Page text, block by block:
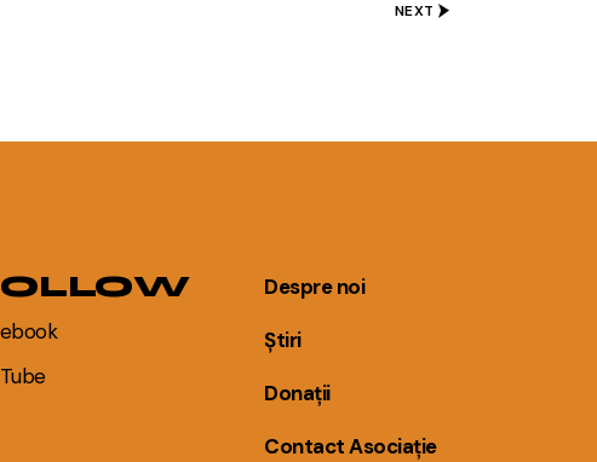
NEXT
Despre noi
Știri
Donații
Contact Asociație